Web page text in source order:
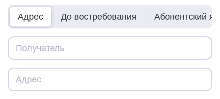
Адрес До востребования Абонентский